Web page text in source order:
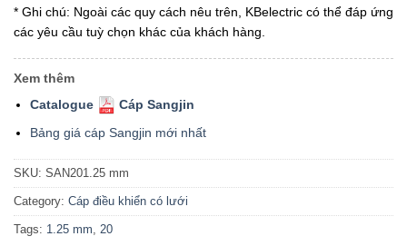
* Ghi chú: Ngoài các quy cách nêu trên, KBelectric có thể đáp ứng
các yêu cầu tuỳ chọn khác của khách hàng.
Xem thêm
Catalogue
Cáp Sangjin
Bảng giá cáp Sangjin mới nhất
SKU: SAN201.25 mm
Category: Cáp điều khiển có lưới
Tags: 1.25 mm, 20